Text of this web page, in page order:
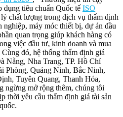
tiêu chuẩn Quốc tế ISO
chất lượng trong dịch vụ thẩm định
nghiệp, máy móc thiết bị, dự án đầu
quan trọng giúp khách hàng có
việc đầu tư, kinh doanh và mua
đó, hệ thống thẩm định giá
Nẵng, Nha Trang, TP. Hồ Chí
Phòng, Quảng Ninh, Bắc Ninh,
Tuyên Quang, Thanh Hóa,
mở rộng thêm, chúng tôi
thời yêu cầu thẩm định giá tài sản